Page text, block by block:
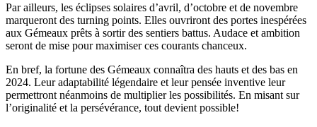
Par ailleurs, les éclipses solaires d’avril, d’octobre et de novembre
marqueront des turning points. Elles ouvriront des portes inespérées
aux Gémeaux prêts à sortir des sentiers battus. Audace et ambition
seront de mise pour maximiser ces courants chanceux.
En bref, la fortune des Gémeaux connaîtra des hauts et des bas en
2024. Leur adaptabilité légendaire et leur pensée inventive leur
permettront néanmoins de multiplier les possibilités. En misant sur
l’originalité et la persévérance, tout devient possible!